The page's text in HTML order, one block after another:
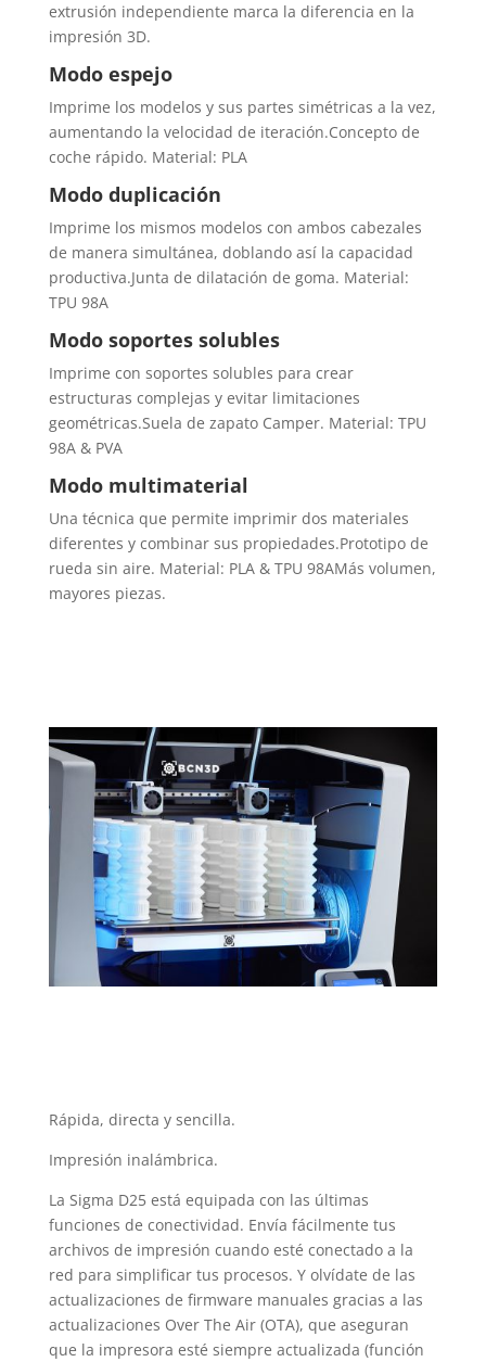
extrusión independiente marca la diferencia en la
impresión 3D.
Modo espejo
Imprime los modelos y sus partes simétricas a la vez,
aumentando la velocidad de iteración.Concepto de
coche rápido. Material: PLA
Modo duplicación
Imprime los mismos modelos con ambos cabezales
de manera simultánea, doblando así la capacidad
productiva.Junta de dilatación de goma. Material:
TPU 98A
Modo soportes solubles
Imprime con soportes solubles para crear
estructuras complejas y evitar limitaciones
geométricas.Suela de zapato Camper. Material: TPU
98A & PVA
Modo multimaterial
Una técnica que permite imprimir dos materiales
diferentes y combinar sus propiedades.Prototipo de
rueda sin aire. Material: PLA & TPU 98AMás volumen,
mayores piezas.
Rápida, directa y sencilla.
Impresión inalámbrica.
La Sigma D25 está equipada con las últimas
funciones de conectividad. Envía fácilmente tus
archivos de impresión cuando esté conectado a la
red para simplificar tus procesos. Y olvídate de las
actualizaciones de firmware manuales gracias a las
actualizaciones Over The Air (OTA), que aseguran
que la impresora esté siempre actualizada (función